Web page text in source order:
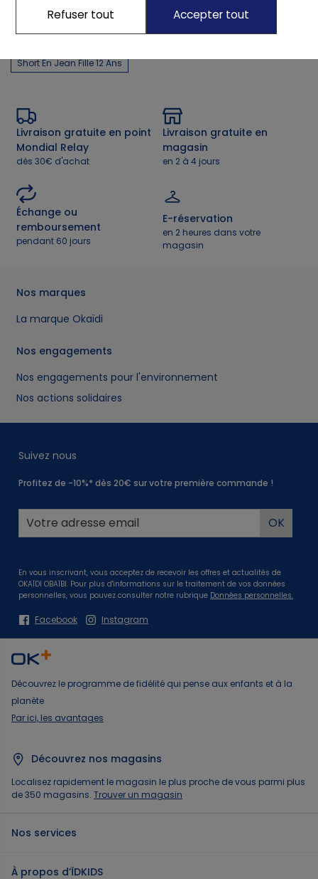
Jean Blanc
Short En Jean Fille 12 Ans
Livraison gratuite en point
Mondial Relay
dès 30€ d'achat
Livraison gratuite en
magasin
en 2 à 4 jours
Échange ou
remboursement
pendant 60 jours
E-réservation
en 2 heures dans votre
magasin
Nos marques
La marque Okaïdi
Nos engagements
Nos engagements pour l'environnement
Nos actions solidaires
Suivez nous
Profitez de -10%* dès 20€ sur votre première commande !
En vous inscrivant, vous acceptez de recevoir les offres et actualités de
OKAÏDI OBAÏBI. Pour plus d'informations sur le traitement de vos données
personnelles, vous pouvez consulter notre rubrique Données personnelles.
Facebook Instagram
Découvrez le programme de fidélité qui pense aux enfants et à la
planète
Par ici, les avantages
Découvrez nos magasins
Localisez rapidement le magasin le plus proche de vous parmi plus
de 350 magasins. Trouver un magasin
Nos services
À propos d’ÏDKIDS
Refuser tout Accepter tout